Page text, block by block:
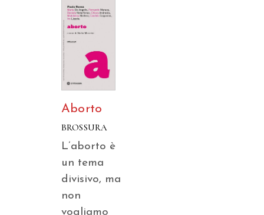
Aborto
BROSSURA
L’aborto è
un tema
divisivo, ma
non
vogliamo